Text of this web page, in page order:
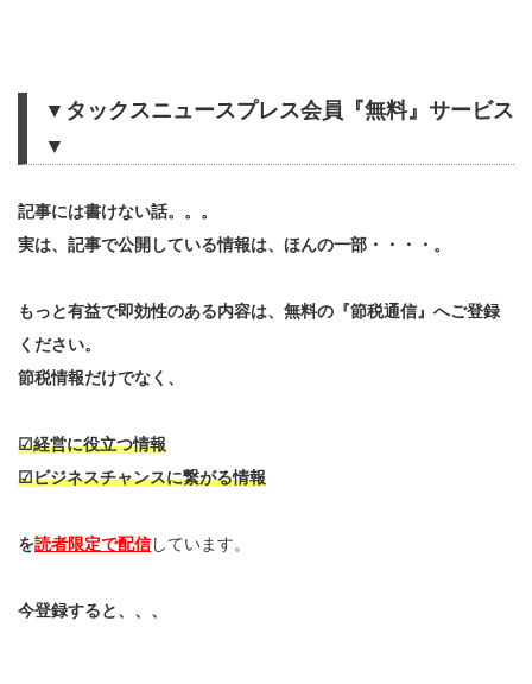
▼タックスニュースプレス会員『無料』サービス
▼
記事には書けない話。。。
実は、記事で公開している情報は、ほんの一部・・・・。
もっと有益で即効性のある内容は、無料の『節税通信』へご登録
ください。
節税情報だけでなく、
☑経営に役立つ情報
☑ビジネスチャンスに繋がる情報
を読者限定で配信しています。
今登録すると、、、